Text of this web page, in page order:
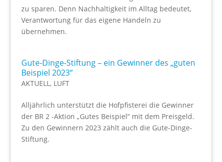
zu sparen. Denn Nachhaltigkeit im Alltag bedeutet,
Verantwortung für das eigene Handeln zu
übernehmen.
Gute-Dinge-Stiftung – ein Gewinner des „guten
Beispiel 2023“
AKTUELL , LUFT
Alljährlich unterstützt die Hofpfisterei die Gewinner
der BR 2 -Aktion „Gutes Beispiel“ mit dem Preisgeld.
Zu den Gewinnern 2023 zählt auch die Gute-Dinge-
Stiftung.